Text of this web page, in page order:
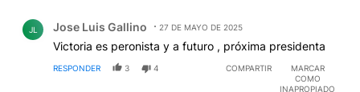
JL Jose Luis Gallino 27 DE MAYO DE 2025
Victoria es peronista y a futuro , próxima presidenta
RESPONDER 3 4 COMPARTIR
MARCAR
COMO
INAPROPIADO